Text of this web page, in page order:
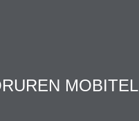
MOBITEL